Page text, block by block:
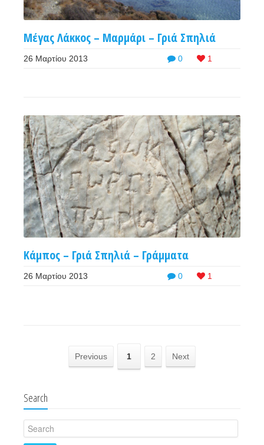
Μέγας Λάκκος – Μαρμάρι – Γριά Σπηλιά
0 1
26 Μαρτίου 2013
Κάμπος – Γριά Σπηλιά – Γράμματα
0 1
26 Μαρτίου 2013
Previous 1 2 Next
Search